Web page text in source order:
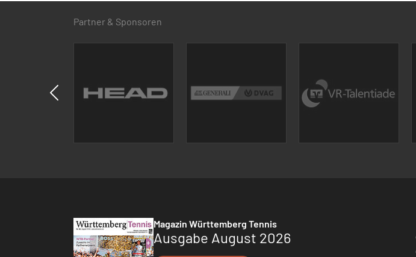
Partner & Sponsoren
Magazin Württemberg Tennis
Ausgabe August 2026